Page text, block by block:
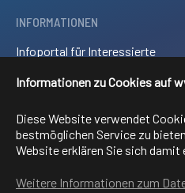
Informationen zu Cookies auf
Diese Website verwendet
bestmöglichen Service zu
Website erklären Sie sich damit
Weitere Informationen zum
INFORMATIONEN
Infoportal für Interessierte
Downloads
Sitemap
FACHRICHTUNGEN
Elektronik und technische